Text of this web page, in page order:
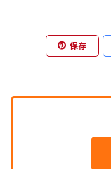
つや布巾
保存